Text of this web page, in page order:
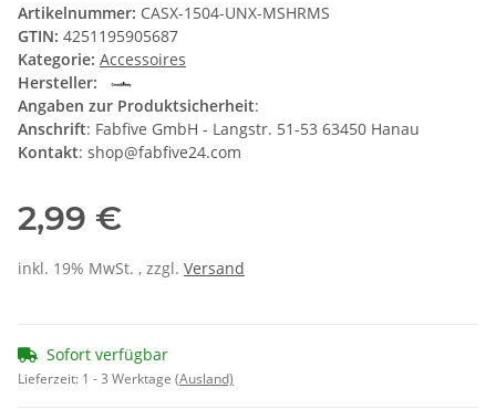
Artikelnummer: CASX-1504-UNX-MSHRMS
GTIN: 4251195905687
Kategorie: Accessoires
Hersteller:
Angaben zur Produktsicherheit:
Anschrift: Fabfive GmbH - Langstr. 51-53 63450 Hanau
Kontakt: shop@fabfive24.com
2,99 €
inkl. 19% MwSt. , zzgl. Versand
Sofort verfügbar
Lieferzeit: 1 - 3 Werktage (Ausland)